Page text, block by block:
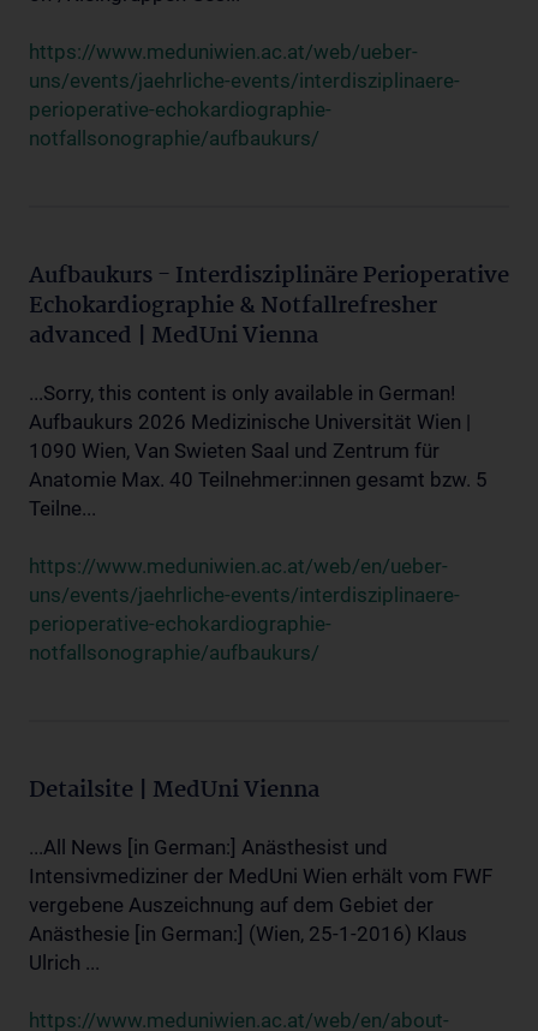
https://www.meduniwien.ac.at/web/ueber-
uns/events/jaehrliche-events/interdisziplinaere-
perioperative-echokardiographie-
notfallsonographie/aufbaukurs/
Aufbaukurs - Interdisziplinäre Perioperative
Echokardiographie & Notfallrefresher
advanced | MedUni Vienna
...Sorry, this content is only available in German!
Aufbaukurs 2026 Medizinische Universität Wien |
1090 Wien, Van Swieten Saal und Zentrum für
Anatomie Max. 40 Teilnehmer:innen gesamt bzw. 5
Teilne...
https://www.meduniwien.ac.at/web/en/ueber-
uns/events/jaehrliche-events/interdisziplinaere-
perioperative-echokardiographie-
notfallsonographie/aufbaukurs/
Detailsite | MedUni Vienna
...All News [in German:] Anästhesist und
Intensivmediziner der MedUni Wien erhält vom FWF
vergebene Auszeichnung auf dem Gebiet der
Anästhesie [in German:] (Wien, 25-1-2016) Klaus
Ulrich ...
https://www.meduniwien.ac.at/web/en/about-